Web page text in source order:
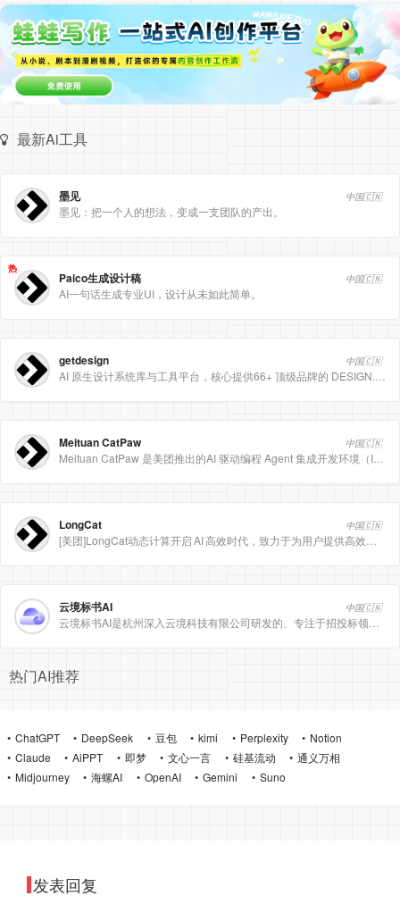
最新Ai工具
墨见 中国🇨🇳
墨见：把一个人的想法，变成一支团队的产出。
热
Paico生成设计稿 中国🇨🇳
AI一句话生成专业UI，设计从未如此简单。
getdesign 中国🇨🇳
AI 原生设计系统库与工具平台，核心提供66+ 顶级品牌的 DESIGN.md 设计规范文件
Meituan CatPaw 中国🇨🇳
Meituan CatPaw 是美团推出的AI 驱动编程 Agent 集成开发环境（IDE），定位为智能编程助手
LongCat 中国🇨🇳
[美团]LongCat动态计算开启 AI 高效时代，致力于为用户提供高效、精准、多模态的人工智能服务。
云境标书AI 中国🇨🇳
云境标书AI是杭州深入云境科技有限公司研发的、专注于招投标领域的垂直人工智能平台。该平台深度集成自然
热门AI推荐
ChatGPT DeepSeek 豆包 kimi Perplexity
Notion
Claude
AiPPT 即梦 文心一言 硅基流动
通义万相
Midjourney
海螺AI OpenAI Gemini Suno
发表回复